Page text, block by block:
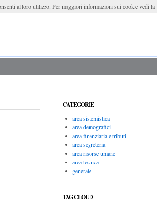
CATEGORIE
area sistemistica
area demografici
area finanziaria e tributi
area segreteria
area risorse umane
area tecnica
generale
TAG CLOUD
al loro utilizzo. Per maggiori informazioni sui cookie vedi la